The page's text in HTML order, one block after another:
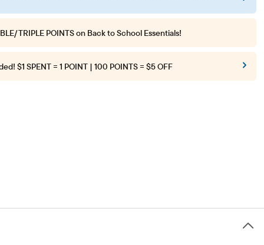
TRIPLE POINTSon Back to School Essentials!
$1 SPENT = 1 POINT | 100 POINTS = $5 OFF